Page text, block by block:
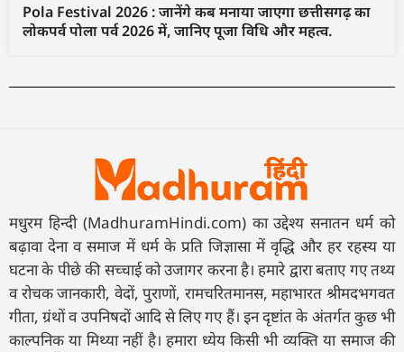
Pola Festival 2026 : जानेंगे कब मनाया जाएगा छत्तीसगढ़ का
लोकपर्व पोला पर्व 2026 में, जानिए पूजा विधि और महत्व.
मधुरम हिन्दी (MadhuramHindi.com) का उद्देश्य सनातन धर्म को
बढ़ावा देना व समाज में धर्म के प्रति जिज्ञासा में वृद्धि और हर रहस्य या
घटना के पीछे की सच्चाई को उजागर करना है। हमारे द्वारा बताए गए तथ्य
व रोचक जानकारी, वेदों, पुराणों, रामचरितमानस, महाभारत श्रीमदभगवत
गीता, ग्रंथों व उपनिषदों आदि से लिए गए हैं। इन दृष्टांत के अंतर्गत कुछ भी
काल्पनिक या मिथ्या नहीं है। हमारा ध्येय किसी भी व्यक्ति या समाज की